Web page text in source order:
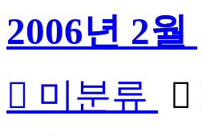
2006년 2월
미분류